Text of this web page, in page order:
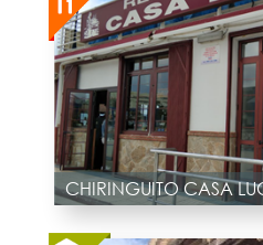
CHIRINGUITO CASA